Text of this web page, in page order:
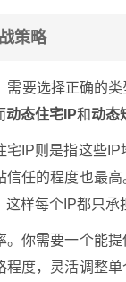
策略
要选择正确的
动态住宅IP和动态
IP则是指这些
任的程度也最
样每个IP都只承
。你需要一个能提
度，灵活调整